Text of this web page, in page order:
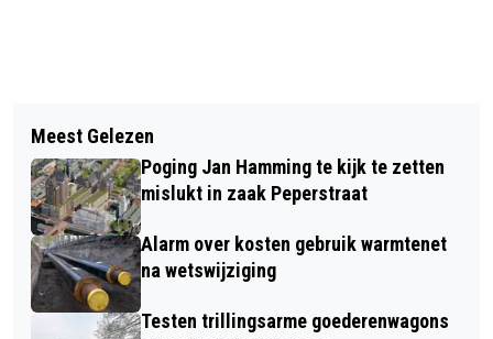
VOEREN MUSKUSEENDEN ZORGT
ALLEEN MAAR VOOR MEER ELLENDE
ZEVEN MAAL DE FOUT IN IN ZAANSE
AUTOGARAGES
Meest Gelezen
Poging Jan Hamming te kijk te zetten
mislukt in zaak Peperstraat
Alarm over kosten gebruik warmtenet
na wetswijziging
Testen trillingsarme goederenwagons